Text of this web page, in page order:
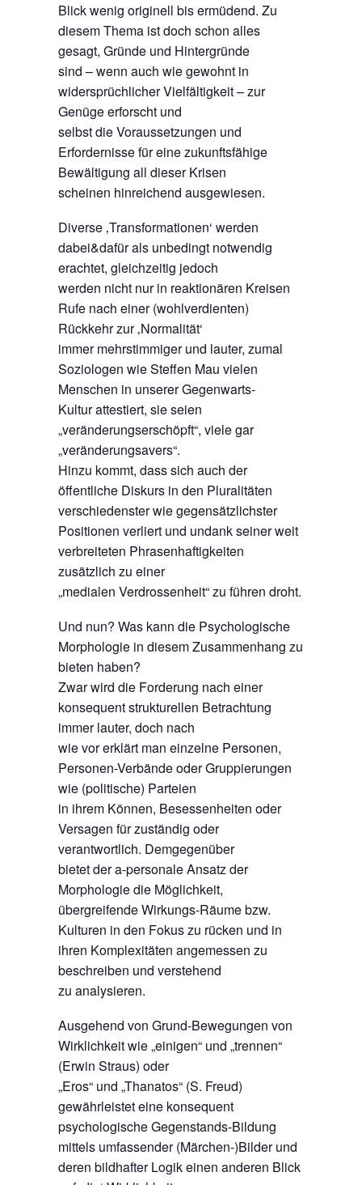
Blick wenig originell bis ermüdend. Zu
diesem Thema ist doch schon alles
gesagt, Gründe und Hintergründe
sind – wenn auch wie gewohnt in
widersprüchlicher Vielfältigkeit – zur
Genüge erforscht und
selbst die Voraussetzungen und
Erfordernisse für eine zukunftsfähige
Bewältigung all dieser Krisen
scheinen hinreichend ausgewiesen.
Diverse ‚Transformationen‘ werden
dabei&dafür als unbedingt notwendig
erachtet, gleichzeitig jedoch
werden nicht nur in reaktionären Kreisen
Rufe nach einer (wohlverdienten)
Rückkehr zur ‚Normalität‘
immer mehrstimmiger und lauter, zumal
Soziologen wie Steffen Mau vielen
Menschen in unserer Gegenwarts-
Kultur attestiert, sie seien
„veränderungserschöpft“, viele gar
„veränderungsavers“.
Hinzu kommt, dass sich auch der
öffentliche Diskurs in den Pluralitäten
verschiedenster wie gegensätzlichster
Positionen verliert und undank seiner weit
verbreiteten Phrasenhaftigkeiten
zusätzlich zu einer
„medialen Verdrossenheit“ zu führen droht.
Und nun? Was kann die Psychologische
Morphologie in diesem Zusammenhang zu
bieten haben?
Zwar wird die Forderung nach einer
konsequent strukturellen Betrachtung
immer lauter, doch nach
wie vor erklärt man einzelne Personen,
Personen-Verbände oder Gruppierungen
wie (politische) Parteien
in ihrem Können, Besessenheiten oder
Versagen für zuständig oder
verantwortlich. Demgegenüber
bietet der a-personale Ansatz der
Morphologie die Möglichkeit,
übergreifende Wirkungs-Räume bzw.
Kulturen in den Fokus zu rücken und in
ihren Komplexitäten angemessen zu
beschreiben und verstehend
zu analysieren.
Ausgehend von Grund-Bewegungen von
Wirklichkeit wie „einigen“ und „trennen“
(Erwin Straus) oder
„Eros“ und „Thanatos“ (S. Freud)
gewährleistet eine konsequent
psychologische Gegenstands-Bildung
mittels umfassender (Märchen-)Bilder und
deren bildhafter Logik einen anderen Blick